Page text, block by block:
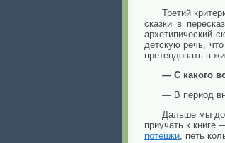
Третий
сказки в
архетипический
детскую речь,
претендовать в
— С какого
— В период
Дальше мы
приучать к книге
потешки , петь